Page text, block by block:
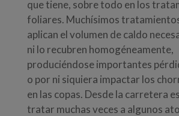
que tiene, sobre todo en los
foliares. Muchísimos
aplican el volumen de caldo
ni lo recubren homogéneamente,
produciéndose importantes
o por ni siquiera impactar los
en las copas. Desde la carretera
tratar muchas veces a algunos